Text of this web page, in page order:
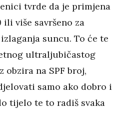
tvrde da je primjena
ili više savršeno za
suncu. To će te
ultraljubičastog
obzira na SPF broj,
samo ako dobro i
tijelo te to radiš svaka